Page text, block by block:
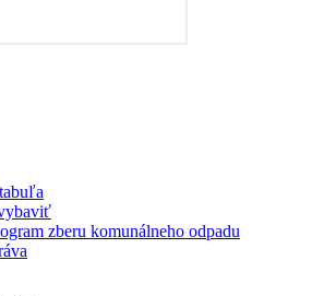
zberu komunálneho odpadu